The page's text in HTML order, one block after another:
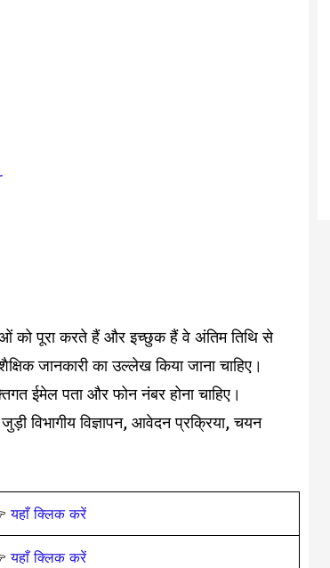
पूरा करते हैं और इच्छुक हैं वे अंतिम तिथि से
जानकारी का उल्लेख किया जाना चाहिए।
ईमेल पता और फोन नंबर होना चाहिए।
विज्ञापन, आवेदन प्रक्रिया, चयन
यहाँ क्लिक करें
यहाँ क्लिक करें